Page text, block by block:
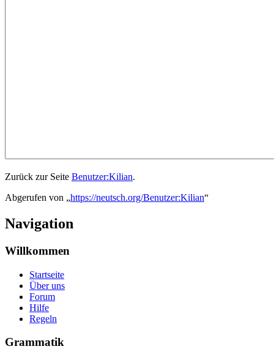
Zurück zur Seite Benutzer:Kilian.
Abgerufen von „https://neutsch.org/Benutzer:Kilian“
Navigation
Willkommen
Startseite
Über uns
Forum
Hilfe
Regeln
Grammatik